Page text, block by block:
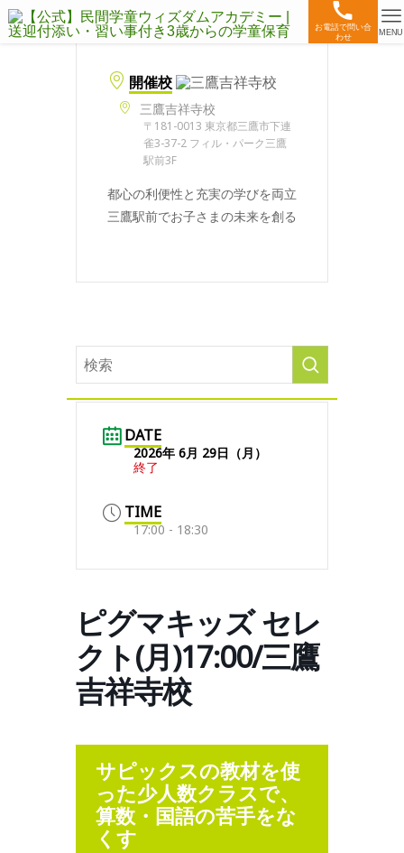
お電話で問い合
わせ
MENU
開催校
三鷹吉祥寺校
〒181-0013 東京都三鷹市下連
雀3-37-2 フィル・パーク三鷹
駅前3F
都心の利便性と充実の学びを両立
三鷹駅前でお子さまの未来を創る
DATE
2026年 6月 29日（月）
終了
TIME
17:00 - 18:30
ピグマキッズ セレ
クト(月)17:00/三鷹
吉祥寺校
サピックスの教材を使
った少人数クラスで、
算数・国語の苦手をな
くす